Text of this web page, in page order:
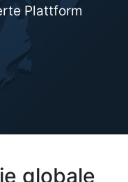
Plattform
globale